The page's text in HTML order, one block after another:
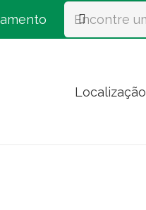
Localização